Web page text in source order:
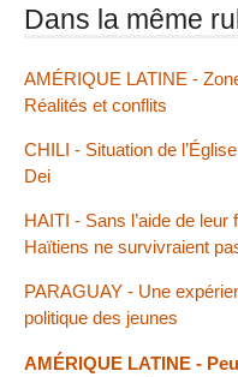
Dans la même
AMÉRIQUE LATINE -
Réalités et conflits
CHILI - Situation de
Dei
HAITI - Sans l’aide de leur
Haïtiens ne survivraient
PARAGUAY - Une
politique des jeunes
AMÉRIQUE LATINE -